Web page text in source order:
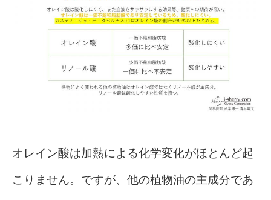
オレイン酸は加熱による化学変化がほとんど起
こりません。ですが、他の植物油の主成分であ